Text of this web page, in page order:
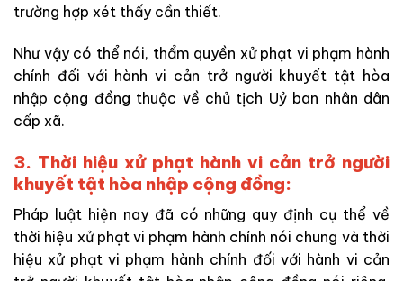
trường hợp xét thấy cần thiết.
Như vậy có thể nói, thẩm quyền xử phạt vi phạm hành
chính đối với hành vi cản trở người khuyết tật hòa
nhập cộng đồng thuộc về chủ tịch Uỷ ban nhân dân
cấp xã.
3. Thời hiệu xử phạt hành vi cản trở người
khuyết tật hòa nhập cộng đồng:
Pháp luật hiện nay đã có những quy định cụ thể về
thời hiệu xử phạt vi phạm hành chính nói chung và thời
hiệu xử phạt vi phạm hành chính đối với hành vi cản